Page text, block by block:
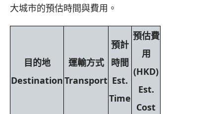
大城市的預估時間與費用。
目的地
Destination
運輸方式
Transport
預計
時間
Est.
Time
預估費
用
(HKD)
Est.
Cost